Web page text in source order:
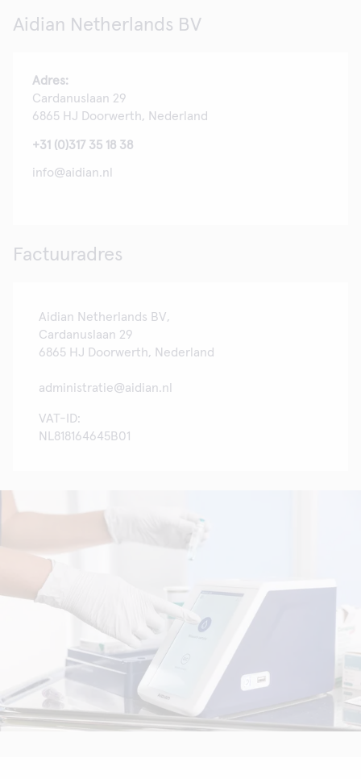
Aidian Netherlands BV
Adres:
Cardanuslaan 29
6865 HJ Doorwerth, Nederland
+31 (0)317 35 18 38
info@aidian.nl
Factuuradres
Aidian Netherlands BV,
Cardanuslaan 29
6865 HJ Doorwerth, Nederland
administratie@aidian.nl
VAT-ID:
NL818164645B01